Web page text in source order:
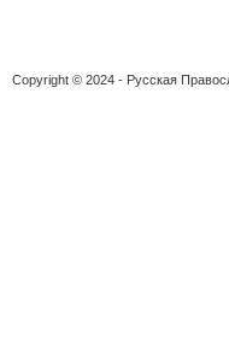
Copyright © 2024 - Русская